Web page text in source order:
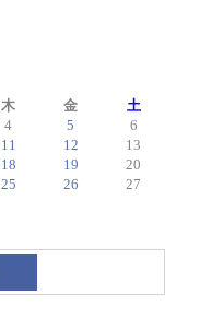
木 金
土
4 5
6
11 12
13
18 19
20
25 26
27